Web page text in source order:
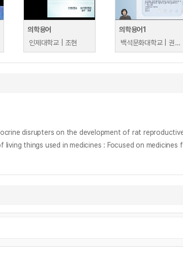
의학용어
인제대학교 | 조현
의학용어1
백석문화대학교 | 권경희
disrupters on the development of rat
of living things used in medicines : Focused on